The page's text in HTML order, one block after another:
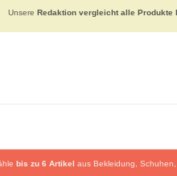
Unsere Redaktion vergleicht alle Produkte
bis zu 6 Artikel aus Bekleidung, Schuhen,